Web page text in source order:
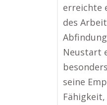
erreichte
des
Neustart
seine